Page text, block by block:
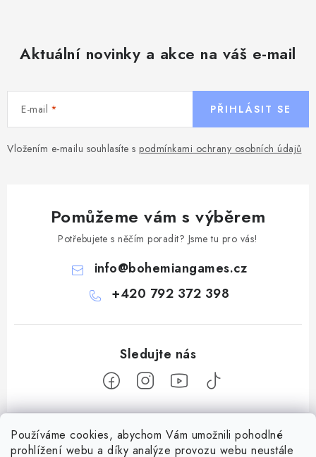
Používáme cookies, abychom Vám umožnili pohodlné
prohlížení webu a díky analýze provozu webu neustále
Aktuální novinky a akce na váš e-mail
E-mail
Vložením e-mailu souhlasíte s podmínkami ochrany osobních údajů
PŘIHLÁSIT SE
Pomůžeme vám s výběrem
Potřebujete s něčím poradit? Jsme tu pro vás!
info@bohemiangames.cz
+420 792 372 398
Z
Informace pro vás